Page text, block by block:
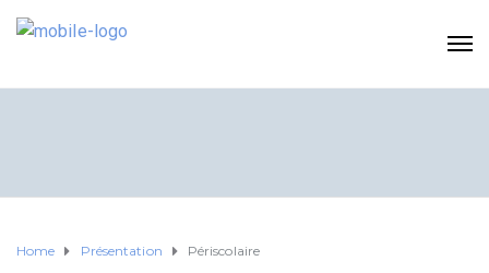
Home Présentation Périscolaire